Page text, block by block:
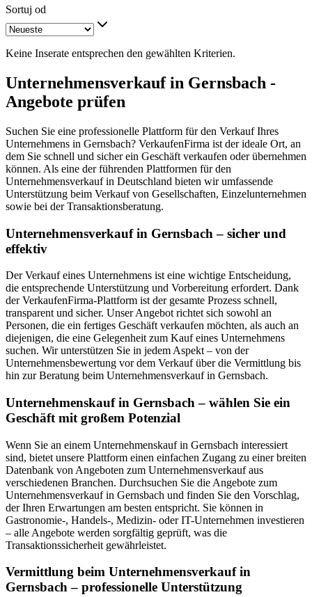
Sortuj od
Keine Inserate entsprechen den gewählten Kriterien.
Unternehmensverkauf in Gernsbach -
Angebote prüfen
Suchen Sie eine professionelle Plattform für den Verkauf Ihres
Unternehmens in Gernsbach? VerkaufenFirma ist der ideale Ort, an
dem Sie schnell und sicher ein Geschäft verkaufen oder übernehmen
können. Als eine der führenden Plattformen für den
Unternehmensverkauf in Deutschland bieten wir umfassende
Unterstützung beim Verkauf von Gesellschaften, Einzelunternehmen
sowie bei der Transaktionsberatung.
Unternehmensverkauf in Gernsbach – sicher und
effektiv
Der Verkauf eines Unternehmens ist eine wichtige Entscheidung,
die entsprechende Unterstützung und Vorbereitung erfordert. Dank
der VerkaufenFirma-Plattform ist der gesamte Prozess schnell,
transparent und sicher. Unser Angebot richtet sich sowohl an
Personen, die ein fertiges Geschäft verkaufen möchten, als auch an
diejenigen, die eine Gelegenheit zum Kauf eines Unternehmens
suchen. Wir unterstützen Sie in jedem Aspekt – von der
Unternehmensbewertung vor dem Verkauf über die Vermittlung bis
hin zur Beratung beim Unternehmensverkauf in Gernsbach.
Unternehmenskauf in Gernsbach – wählen Sie ein
Geschäft mit großem Potenzial
Wenn Sie an einem Unternehmenskauf in Gernsbach interessiert
sind, bietet unsere Plattform einen einfachen Zugang zu einer breiten
Datenbank von Angeboten zum Unternehmensverkauf aus
verschiedenen Branchen. Durchsuchen Sie die Angebote zum
Unternehmensverkauf in Gernsbach und finden Sie den Vorschlag,
der Ihren Erwartungen am besten entspricht. Sie können in
Gastronomie-, Handels-, Medizin- oder IT-Unternehmen investieren
– alle Angebote werden sorgfältig geprüft, was die
Transaktionssicherheit gewährleistet.
Vermittlung beim Unternehmensverkauf in
Gernsbach – professionelle Unterstützung